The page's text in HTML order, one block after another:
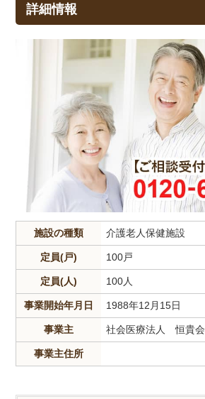
詳細情報
施設の種類 介護老人保健施設
定員(戸) 100戸
定員(人) 100人
事業開始年月日 1988年12月15日
事業主 社会医療法人 恒貴会
事業主住所